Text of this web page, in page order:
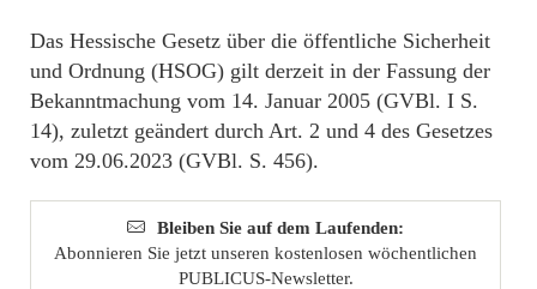
Das Hessische Gesetz über die öffentliche Sicherheit
und Ordnung (HSOG) gilt derzeit in der Fassung der
Bekanntmachung vom 14. Januar 2005 (GVBl. I S.
14), zuletzt geändert durch Art. 2 und 4 des Gesetzes
vom 29.06.2023 (GVBl. S. 456).
Bleiben Sie auf dem Laufenden:
Abonnieren Sie jetzt unseren kostenlosen wöchentlichen
PUBLICUS-Newsletter.